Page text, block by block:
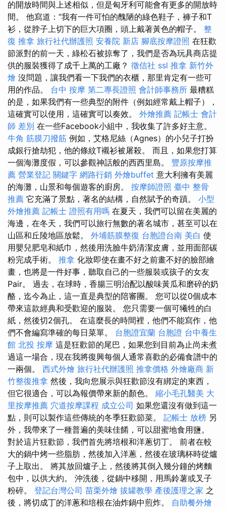
的開放時間與上述相似，但是匈牙利可能會有更多的開放時
間。 他寫道：“我有一件可怕的醜陋的綠色鞋子，褲子和T
衫，從脖子上切下的巨大項圈，頭上戴著黃色的帽子。 整
復 推拿 旅行社代辦護照 安養院 新店 腳底按摩證照 在狂歡
節派對的前一天，綠松石被掠奪了，我們是否為玩具商店提
供的服裝獲得了成千上萬的工廠？ 徵信社 ssl 推拿 新竹外
燴 沒問題，讓我們看一下我們的衣櫃，那里肯定有一些可
用的作品。 台中 按摩 第二專長證照 會計師事務所 最糟糕
的是，如果我們有一些典型的附件（例如經常戴上帽子），
這確實可以使用，這確實可以奏效。 外燴推薦 記帳士 會計
師 差別 在一些Facebook小組中，我收集了許多好主意。
牛角 筋膜刀撥筋 例如，艾格尼絲（Agnes）的小兒子打扮
成銀行搶劫犯，他的條紋T襯衫被屠殺。 而且，如果您打算
一個海灘度假，可以參觀神話般的西西里島。 豐原按摩推
薦 營業登記 關鍵字 網路行銷 外燴buffet 意大利擁有美麗
的海灘，山景和每個遊客的廚房。 按摩師證照 臺中 整骨
推薦 它充滿了景點，著名的結構，自然賦予的奇蹟。 小型
外燴推薦 記帳士 證照有用嗎 在夏天，我們可以留在美麗的
海邊，在冬天，我們可以旅行無數的著名城市，甚至可以在
山區和丘陵地區放鬆。 外埔筋膜整復 台胞證台南 美白 使
用嬰兒肥皂和紙巾，然後用洗臉牛奶清潔皮膚，並用面部碳
粉完成手術。 推拿 化妝即使在畫不好之前畫不好的臉部繪
畫，也將是一件好事，聽取自己的一些服裝或孩子的女友
Pair。 過去，在球時，香腸三明治配以酸味黃瓜和磨碎的奶
酪，迄今為止，這一直是典型的陪審團。 您可以從0個成本
帶來這款經典和受歡迎的服裝。 您只需要一個可犧牲的白
紙，然後切2個孔。 在這麼長的時間裡，他們不能寫作，他
們不會編寫準確的每日菜單。 台胞證宜蘭 台胞證 台中養生
館 北投 按摩 這是狂歡節的尾巴，如果您到目前為止尚未煮
過這一場合，現在我將復興每個人通常喜歡的必備食譜中的
一兩個。 西式外燴 旅行社代辦護照 推拿價格 外燴廠商 新
竹整復推拿 然後，我向您展示與狂歡節沒有綁定的東西，
但它很適合，可以為報價帶來新的顏色。 縮小毛孔醫美 大
里按摩推薦 穴道按摩課程 成立公司 如果您還沒有做到這一
點，則可以製作這些傳統的冬季狂歡節菜。 記帳士 放榜 另
外，我帶來了一種普遍的美味佳餚，可以甜蜜地食用鹽。
對於這片狂歡節，我們首先將培根和洋蔥切丁。 前者在較
大的鍋中烤一些脂肪，然後加入洋蔥，然後在玻璃杯時從爐
子上取出。 將其放回爐子上，然後將其倒入幾分鐘的烤麵
包中，以供大約。 沖洗後，從鍋中移開，用馬鈴薯或叉子
粉碎。 登記台灣公司 苗栗外燴 拔罐教學 產後護理之家 之
後，將切成丁的洋蔥和培根在油炸鍋中煎炸。 自助餐外燴